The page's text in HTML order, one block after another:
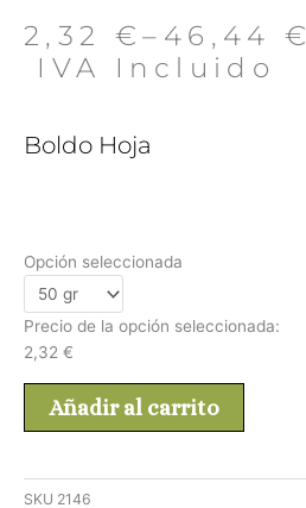
2,32 €– 46,44€
IVA Incluido
Boldo Hoja
Opción seleccionada
Precio de la opción seleccionada:
2,32 €
Añadir al carrito
SKU 2146